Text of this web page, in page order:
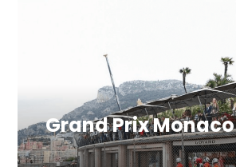
Grand Prix Monaco